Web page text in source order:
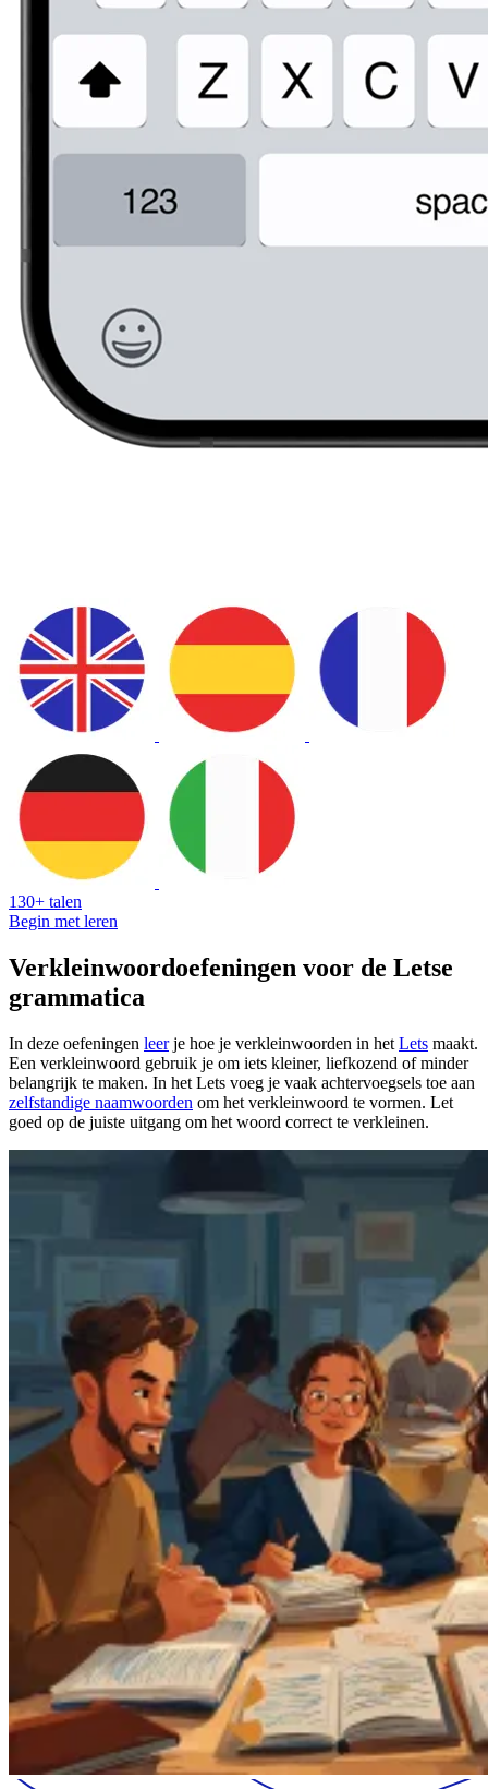
130+ talen
Begin met leren
Verkleinwoordoefeningen voor de Letse
grammatica
In deze oefeningen leerje hoe je verkleinwoorden in het Lets maakt.
Een verkleinwoord gebruik je om iets kleiner, liefkozend of minder
belangrijk te maken. In het Lets voeg je vaak achtervoegsels toe aan
zelfstandige naamwoorden om het verkleinwoord te vormen. Let
goed op de juiste uitgang om het woord correct te verkleinen.